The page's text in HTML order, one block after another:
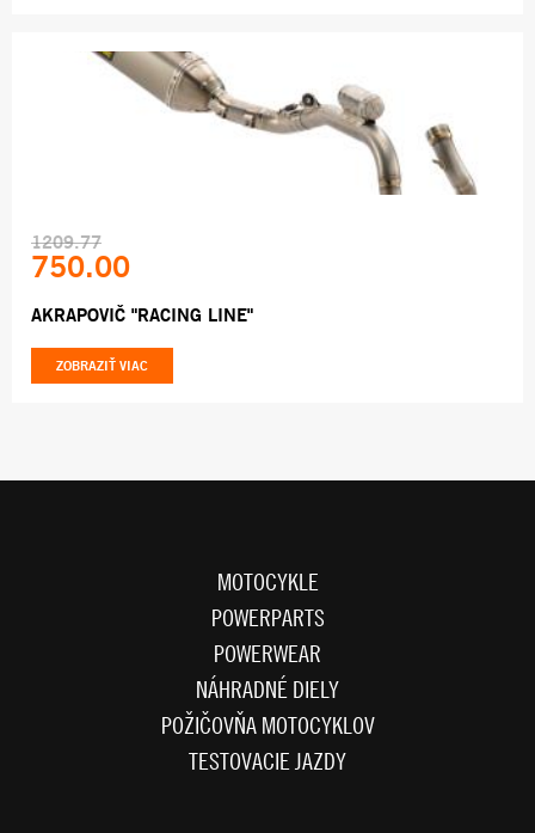
1209.77
750.00
AKRAPOVIČ "RACING LINE"
ZOBRAZIŤ VIAC
MOTOCYKLE
POWERPARTS
POWERWEAR
NÁHRADNÉ DIELY
POŽIČOVŇA MOTOCYKLOV
TESTOVACIE JAZDY